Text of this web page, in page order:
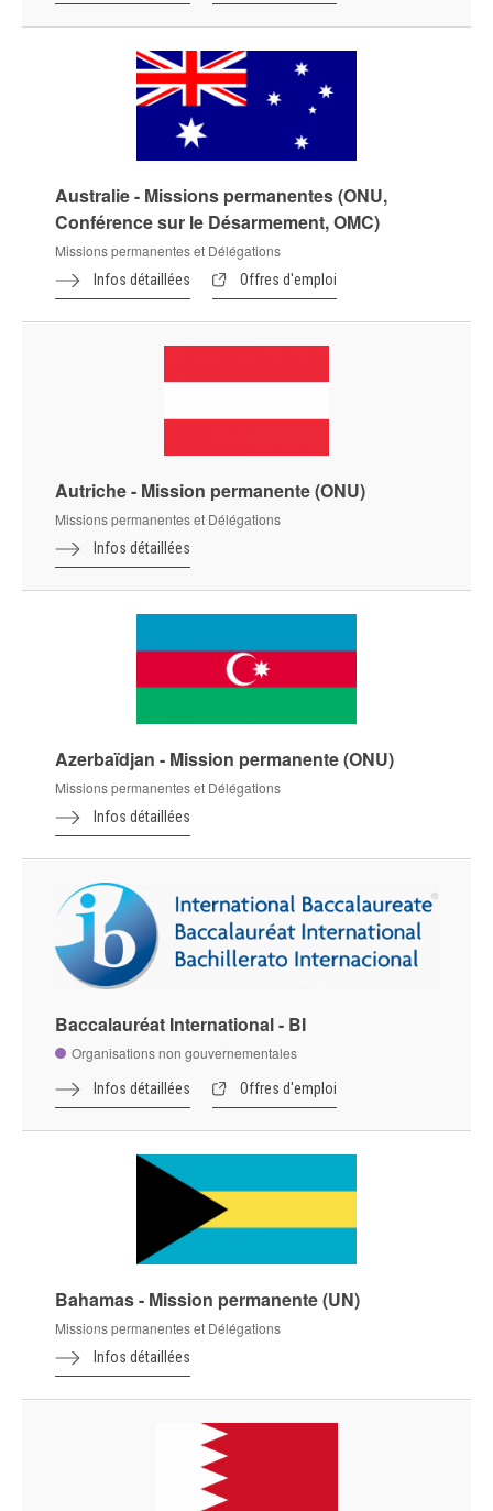
Australie - Missions permanentes (ONU,
Conférence sur le Désarmement, OMC)
Missions permanentes et Délégations
Infos détaillées Offres d'emploi
Autriche - Mission permanente (ONU)
Missions permanentes et Délégations
Infos détaillées
Azerbaïdjan - Mission permanente (ONU)
Missions permanentes et Délégations
Infos détaillées
Baccalauréat International - BI
Organisations non gouvernementales
Infos détaillées Offres d'emploi
Bahamas - Mission permanente (UN)
Missions permanentes et Délégations
Infos détaillées